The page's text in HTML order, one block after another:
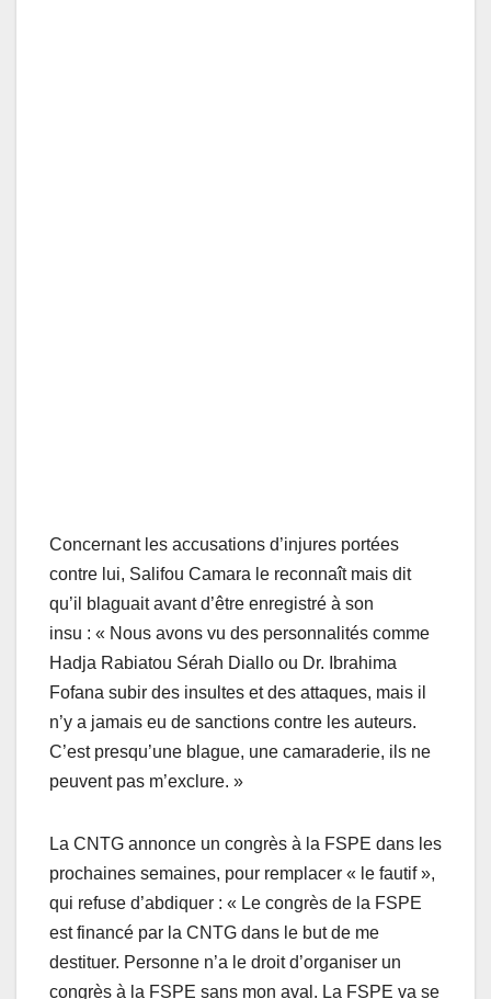
Concernant les accusations d’injures portées
contre lui, Salifou Camara le reconnaît mais dit
qu’il blaguait avant d’être enregistré à son
insu : « Nous avons vu des personnalités comme
Hadja Rabiatou Sérah Diallo ou Dr. Ibrahima
Fofana subir des insultes et des attaques, mais il
n’y a jamais eu de sanctions contre les auteurs.
C’est presqu’une blague, une camaraderie, ils ne
peuvent pas m’exclure. »
La CNTG annonce un congrès à la FSPE dans les
prochaines semaines, pour remplacer « le fautif »,
qui refuse d’abdiquer : « Le congrès de la FSPE
est financé par la CNTG dans le but de me
destituer. Personne n’a le droit d’organiser un
congrès à la FSPE sans mon aval. La FSPE va se